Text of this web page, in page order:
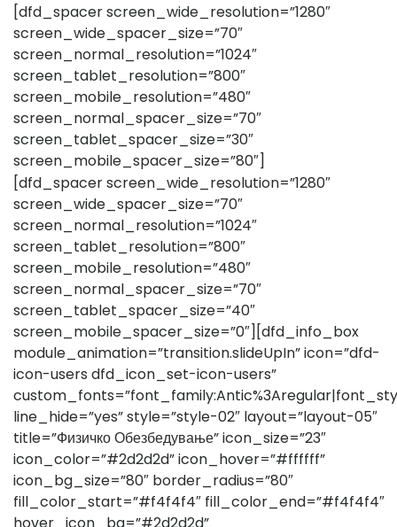
[dfd_spacer screen_wide_resolution=”1280″
screen_wide_spacer_size=”70″
screen_normal_resolution=”1024″
screen_tablet_resolution=”800″
screen_mobile_resolution=”480″
screen_normal_spacer_size=”70″
screen_tablet_spacer_size=”30″
screen_mobile_spacer_size=”80″]
[dfd_spacer screen_wide_resolution=”1280″
screen_wide_spacer_size=”70″
screen_normal_resolution=”1024″
screen_tablet_resolution=”800″
screen_mobile_resolution=”480″
screen_normal_spacer_size=”70″
screen_tablet_spacer_size=”40″
screen_mobile_spacer_size=”0″][dfd_info_box
module_animation=”transition.slideUpIn” icon=”dfd-
icon-users dfd_icon_set-icon-users”
line_hide=”yes” style=”style-02″ layout=”layout-05″
title=”Физичко Обезбедување” icon_size=”23″
icon_color=”#2d2d2d” icon_hover=”#ffffff”
icon_bg_size=”80″ border_radius=”80″
fill_color_start=”#f4f4f4″ fill_color_end=”#f4f4f4″